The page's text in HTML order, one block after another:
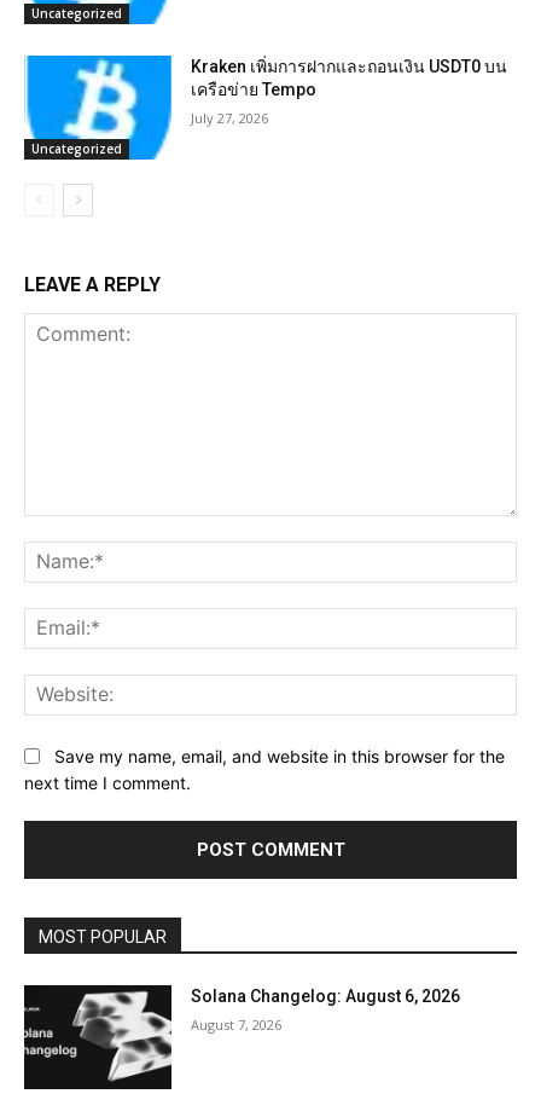
Uncategorized
Uncategorized
Kraken เพิ่มการฝากและถอนเงิน USDT0 บน
เครือข่าย Tempo
July 27, 2026
LEAVE A REPLY
Save my name, email, and website in this browser for the
next time I comment.
MOST POPULAR
Solana Changelog: August 6, 2026
August 7, 2026